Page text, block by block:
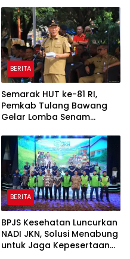
BERITA
Semarak HUT ke-81 RI,
Pemkab Tulang Bawang
Gelar Lomba Senam
BERITA
BPJS Kesehatan Luncurkan
NADI JKN, Solusi Menabung
untuk Jaga Kepesertaan